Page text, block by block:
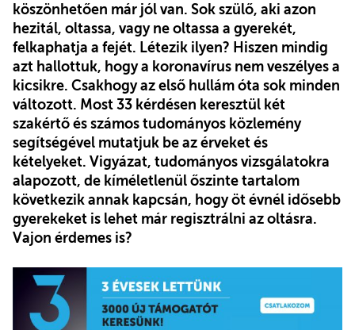
köszönhetően már jól van. Sok szülő, aki azon
hezitál, oltassa, vagy ne oltassa a gyerekét,
felkaphatja a fejét. Létezik ilyen? Hiszen mindig
azt hallottuk, hogy a koronavírus nem veszélyes a
kicsikre. Csakhogy az első hullám óta sok minden
változott. Most 33 kérdésen keresztül két
szakértő és számos tudományos közlemény
segítségével mutatjuk be az érveket és
kételyeket. Vigyázat, tudományos vizsgálatokra
alapozott, de kíméletlenül őszinte tartalom
következik annak kapcsán, hogy öt évnél idősebb
gyerekeket is lehet már regisztrálni az oltásra.
Vajon érdemes is?